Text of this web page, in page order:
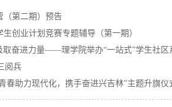
（第二期）预告
创业计划竞赛专题辅导（第一期）
奋进力量——理学院举办“一站式”学生社区
阅兵
春助力现代化，携手奋进兴吉林”主题升旗仪